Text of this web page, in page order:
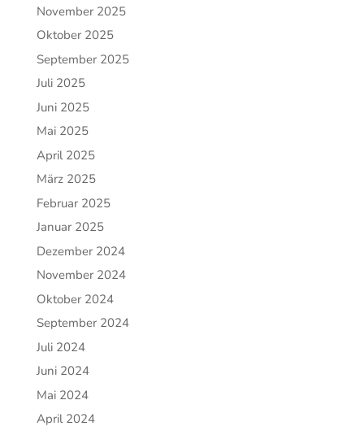
November 2025
Oktober 2025
September 2025
Juli 2025
Juni 2025
Mai 2025
April 2025
März 2025
Februar 2025
Januar 2025
Dezember 2024
November 2024
Oktober 2024
September 2024
Juli 2024
Juni 2024
Mai 2024
April 2024